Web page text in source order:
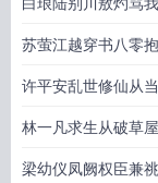
苏萤江越穿书八零
许平安乱世修仙从
林一凡求生从破草
梁幼仪凤阙权臣兼